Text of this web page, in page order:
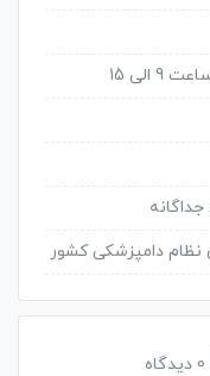
نظام دامپزشکی کشور